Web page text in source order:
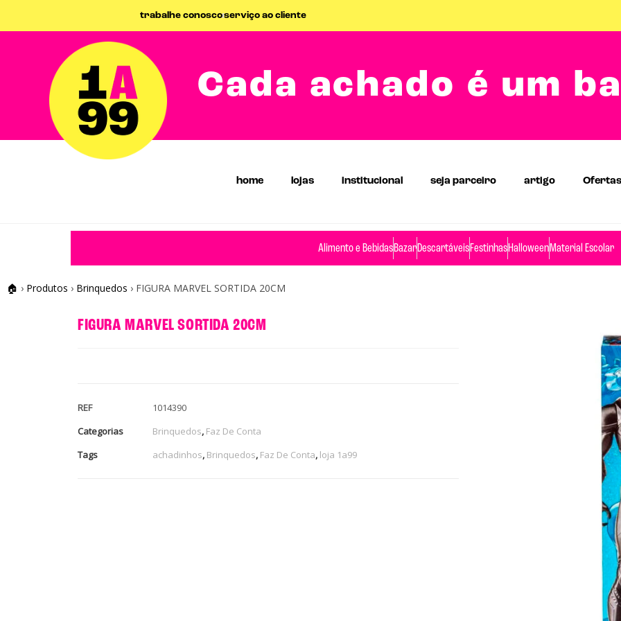
trabalhe conoscoserviço ao cliente
Cada achado é um
home lojas institucional seja parceiro artigo Ofertas
Alimento e BebidasBazarDescartáveisFestinhasHalloweenMaterial Escolar
🏠 › Produtos › Brinquedos › FIGURA MARVEL SORTIDA 20CM
FIGURA MARVEL SORTIDA 20CM
REF
1014390
Categorias
Brinquedos, Faz De Conta
Tags
achadinhos, Brinquedos, Faz De Conta, loja 1a99